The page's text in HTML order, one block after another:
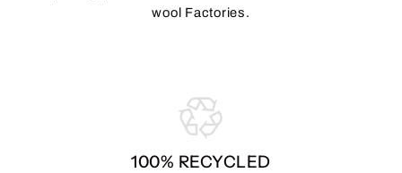
wool Factories.
100% RECYCLED